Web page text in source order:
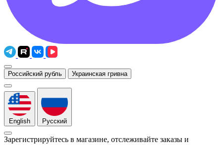
Российский рубль Украинская гривна
English Русский
Зарегистрируйтесь в магазине, отслеживайте заказы и